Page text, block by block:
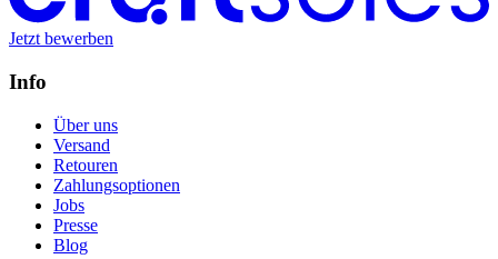
Jetzt bewerben
Info
Über uns
Versand
Retouren
Zahlungsoptionen
Jobs
Presse
Blog